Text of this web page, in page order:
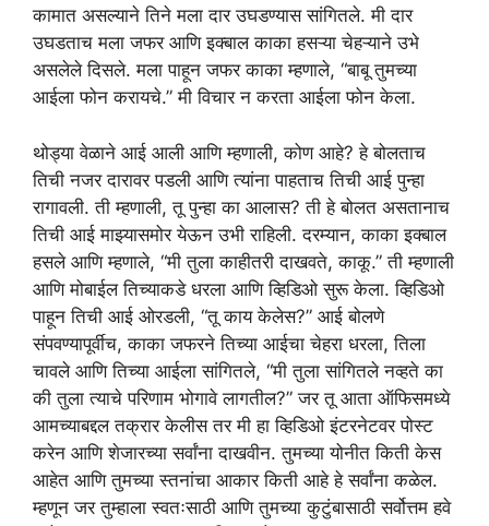
कामात असल्याने तिने मला दार उघडण्यास सांगितले. मी दार
उघडताच मला जफर आणि इक्बाल काका हसऱ्या चेहऱ्याने उभे
असलेले दिसले. मला पाहून जफर काका म्हणाले, “बाबू तुमच्या
आईला फोन करायचे.” मी विचार न करता आईला फोन केला.
थोड्या वेळाने आई आली आणि म्हणाली, कोण आहे? हे बोलताच
तिची नजर दारावर पडली आणि त्यांना पाहताच तिची आई पुन्हा
रागावली. ती म्हणाली, तू पुन्हा का आलास? ती हे बोलत असतानाच
तिची आई माझ्यासमोर येऊन उभी राहिली. दरम्यान, काका इक्बाल
हसले आणि म्हणाले, “मी तुला काहीतरी दाखवते, काकू.” ती म्हणाली
आणि मोबाईल तिच्याकडे धरला आणि व्हिडिओ सुरू केला. व्हिडिओ
पाहून तिची आई ओरडली, “तू काय केलेस?” आई बोलणे
संपवण्यापूर्वीच, काका जफरने तिच्या आईचा चेहरा धरला, तिला
चावले आणि तिच्या आईला सांगितले, “मी तुला सांगितले नव्हते का
की तुला त्याचे परिणाम भोगावे लागतील?” जर तू आता ऑफिसमध्ये
आमच्याबद्दल तक्रार केलीस तर मी हा व्हिडिओ इंटरनेटवर पोस्ट
करेन आणि शेजारच्या सर्वांना दाखवीन. तुमच्या योनीत किती केस
आहेत आणि तुमच्या स्तनांचा आकार किती आहे हे सर्वांना कळेल.
म्हणून जर तुम्हाला स्वतःसाठी आणि तुमच्या कुटुंबासाठी सर्वोत्तम हवे